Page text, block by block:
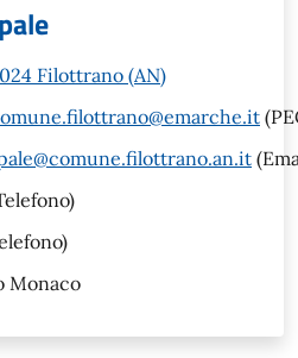
Filottrano (AN)
Monaco